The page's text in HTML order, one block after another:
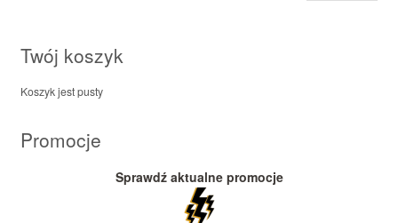
Twój koszyk
Koszyk jest pusty
Promocje
Sprawdź aktualne promocje